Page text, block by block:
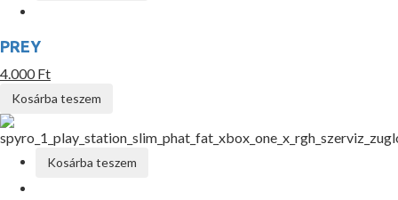
PREY
4.000 Ft
Kosárba teszem
Kosárba teszem